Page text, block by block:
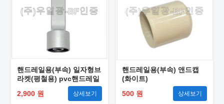
핸드레일용(부속) 일자형브
라켓(평철용) pvc핸드레일
2,900 원
상세보기
핸드레일용(부속) 앤드캡
(화이트)
500 원
상세보기